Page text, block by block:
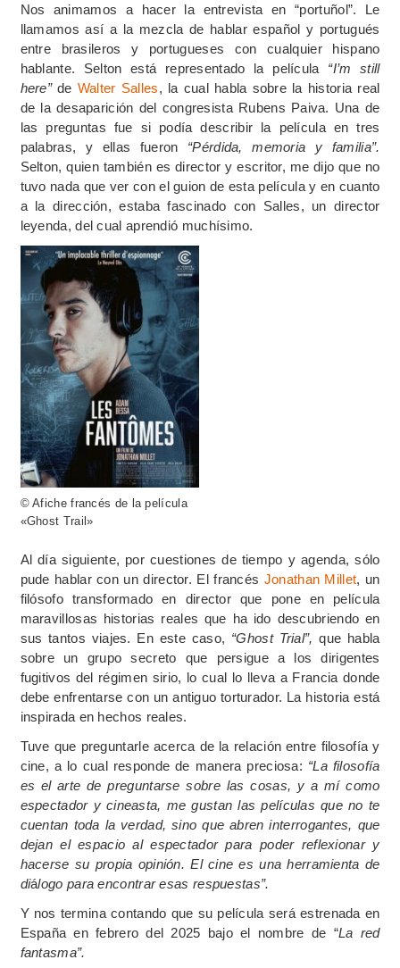
Nos animamos a hacer la entrevista en “portuñol”. Le
llamamos así a la mezcla de hablar español y portugués
entre brasileros y portugueses con cualquier hispano
hablante. Selton está representado la película “I’m still
here”de Walter Salles, la cual habla sobre la historia real
de la desaparición del congresista Rubens Paiva. Una de
las preguntas fue si podía describir la película en tres
palabras, y ellas fueron “Pérdida, memoria y familia”.
Selton, quien también es director y escritor, me dijo que no
tuvo nada que ver con el guion de esta película y en cuanto
a la dirección, estaba fascinado con Salles, un director
leyenda, del cual aprendió muchísimo.
© Afiche francés de la película
«Ghost Trail»
Al día siguiente, por cuestiones de tiempo y agenda, sólo
pude hablar con un director. El francés Jonathan Millet, un
filósofo transformado en director que pone en película
maravillosas historias reales que ha ido descubriendo en
sus tantos viajes. En este caso, “Ghost Trial”, que habla
sobre un grupo secreto que persigue a los dirigentes
fugitivos del régimen sirio, lo cual lo lleva a Francia donde
debe enfrentarse con un antiguo torturador. La historia está
inspirada en hechos reales.
Tuve que preguntarle acerca de la relación entre filosofía y
cine, a lo cual responde de manera preciosa: “La filosofía
es el arte de preguntarse sobre las cosas, y a mí como
espectador y cineasta, me gustan las películas que no te
cuentan toda la verdad, sino que abren interrogantes, que
dejan el espacio al espectador para poder reflexionar y
hacerse su propia opinión. El cine es una herramienta de
diálogo para encontrar esas respuestas”.
Y nos termina contando que su película será estrenada en
España en febrero del 2025 bajo el nombre de “La red
fantasma”.